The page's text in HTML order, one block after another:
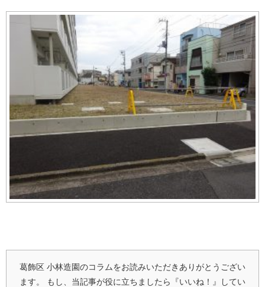
葛飾区 小林造園のコラムをお読みいただきありがとうござい
ます。
もし、当記事が役に立ちましたら『いいね！』してい